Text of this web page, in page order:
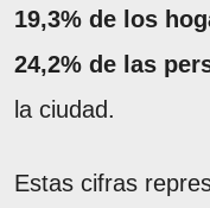
19,3% de los
24,2% de las
la ciudad.
Estas cifras